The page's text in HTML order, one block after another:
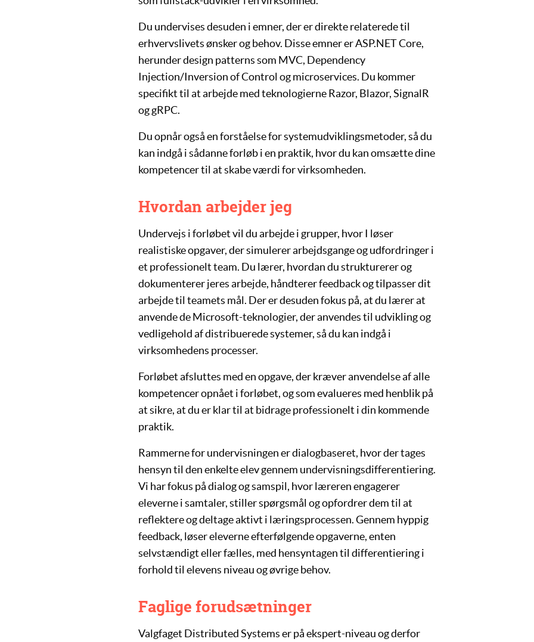
Du undervises desuden i emner, der er direkte relaterede til
erhvervslivets ønsker og behov. Disse emner erASP.NET Core,
herunder design patterns som MVC, Dependency
Injection/Inversion of Control og microservices. Du kommer
specifikt til at arbejde med teknologierne Razor, Blazor, SignalR
og gRPC.
Du opnår også en forståelse for systemudviklingsmetoder, så du
kan indgå i sådanne forløb i en praktik, hvor du kan omsætte dine
kompetencer til at skabe værdi for virksomheden.
Hvordan arbejder jeg
Undervejs i forløbet vil du arbejde i grupper, hvor I løser
realistiske opgaver, der simulerer arbejdsgange og udfordringer i
et professionelt team. Du lærer, hvordan du strukturerer og
dokumenterer jeres arbejde, håndterer feedback og tilpasser dit
arbejde til teamets mål. Der er desuden fokus på, at du lærer at
anvende de Microsoft-teknologier, der anvendes til udvikling og
vedligehold afdistribuerede systemer, så du kan indgå i
virksomhedens processer.
Forløbet afsluttes med en opgave, der kræver anvendelse af alle
kompetencer opnået i forløbet, og som evalueres med henblik på
at sikre, at du er klar til at bidrage professionelt i din kommende
praktik.
Rammerne for undervisningen er dialogbaseret, hvor der tages
hensyn til den enkelte elev gennem undervisningsdifferentiering.
Vi har fokus på dialog og samspil, hvor læreren engagerer
eleverne i samtaler, stiller spørgsmål og opfordrer dem til at
reflektere og deltage aktivt i læringsprocessen. Gennem hyppig
feedback, løser eleverne efterfølgende opgaverne, enten
selvstændigt eller fælles, med hensyntagen til differentiering i
forhold til elevens niveau og øvrige behov.
Faglige forudsætninger
Valgfaget Distributed Systems er på ekspert-niveau og derfor